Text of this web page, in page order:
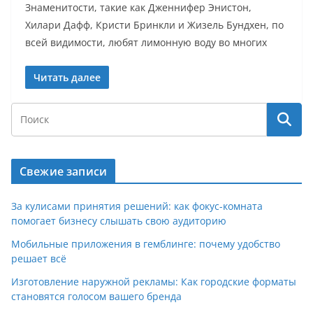
Знаменитости, такие как Дженнифер Энистон,
Хилари Дафф, Кристи Бринкли и Жизель Бундхен, по
всей видимости, любят лимонную воду во многих
Читать далее
Свежие записи
За кулисами принятия решений: как фокус-комната
помогает бизнесу слышать свою аудиторию
Мобильные приложения в гемблинге: почему удобство
решает всё
Изготовление наружной рекламы: Как городские форматы
становятся голосом вашего бренда